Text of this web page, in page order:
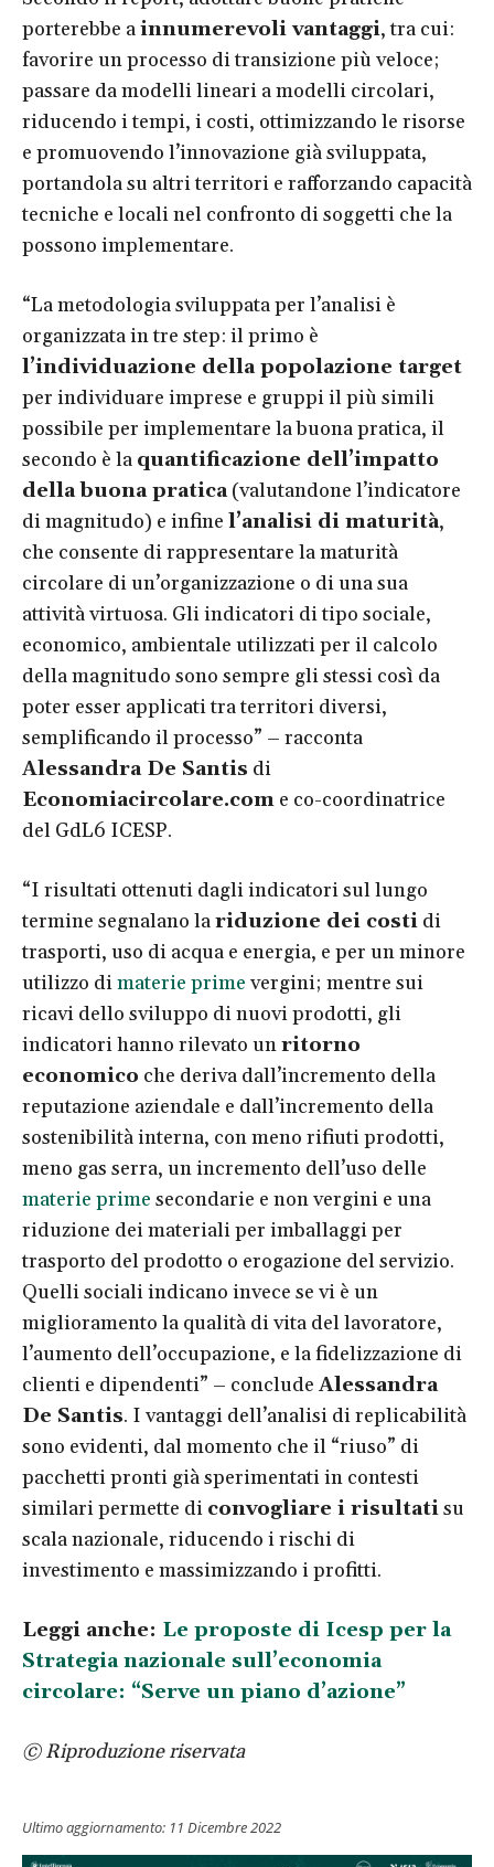
porterebbe ainnumerevoli vantaggi, tra cui:
favorire un processo di transizione più veloce;
passare da modelli lineari a modelli circolari,
riducendo i tempi, i costi, ottimizzando le risorse
e promuovendo l’innovazione già sviluppata,
portandola su altri territori e rafforzando capacità
tecniche e locali nel confronto di soggetti che la
possono implementare.
“La metodologia sviluppata per l’analisi è
organizzata in tre step: il primo è
l’individuazione della popolazione target
per individuare imprese e gruppi il più simili
possibile per implementare la buona pratica, il
secondo è la quantificazione dell’impatto
della buona pratica(valutandone l’indicatore
di magnitudo) e infine l’analisi di maturità,
che consente di rappresentare la maturità
circolare di un’organizzazione o di una sua
attività virtuosa. Gli indicatori di tipo sociale,
economico, ambientale utilizzati per il calcolo
della magnitudo sono sempre gli stessi così da
poter esser applicati tra territori diversi,
semplificando il processo” – racconta
Alessandra De Santis di
Economiacircolare.com e co-coordinatrice
del GdL6 ICESP.
“I risultati ottenuti dagli indicatori sul lungo
termine segnalano lariduzione dei costi di
trasporti, uso di acqua e energia, e per un minore
utilizzo dimaterie prime vergini; mentre sui
ricavi dello sviluppo di nuovi prodotti, gli
indicatori hanno rilevato unritorno
economico che deriva dall’incremento della
reputazione aziendale e dall’incremento della
sostenibilità interna, con meno rifiuti prodotti,
meno gas serra, un incremento dell’uso delle
materie prime secondarie e non vergini e una
riduzione dei materiali per imballaggi per
trasporto del prodotto o erogazione del servizio.
Quelli sociali indicano invece se vi è un
miglioramento la qualità di vita del lavoratore,
l’aumento dell’occupazione, e la fidelizzazione di
clienti e dipendenti” – conclude Alessandra
De Santis. I vantaggi dell’analisi di replicabilità
sono evidenti, dal momento che il “riuso” di
pacchetti pronti già sperimentati in contesti
similari permette di convogliare i risultatisu
scala nazionale, riducendo i rischi di
investimento e massimizzando i profitti.
Leggi anche: Le proposte di Icesp per la
Strategia nazionale sull’economia
circolare: “Serve un piano d’azione”
© Riproduzione riservata
Ultimo aggiornamento: 11 Dicembre 2022